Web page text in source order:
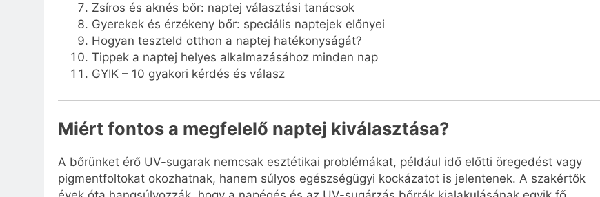
Zsíros és aknés bőr: naptej választási tanácsok
Gyerekek és érzékeny bőr: speciális naptejek előnyei
Hogyan teszteld otthon a naptej hatékonyságát?
Tippek a naptej helyes alkalmazásához minden nap
GYIK – 10 gyakori kérdés és válasz
Miért fontos a megfelelő naptej kiválasztása?
A bőrünket érő UV-sugarak nemcsak esztétikai problémákat, például idő előtti öregedést vagy
pigmentfoltokat okozhatnak, hanem súlyos egészségügyi kockázatot is jelentenek. A szakértők